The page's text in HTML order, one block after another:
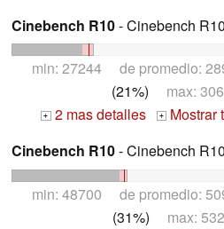
Cinebench R10- Cinebench
min: 27244 de promedio:
(21%) max:
+ 2 mas detalles +
Mostrar
Cinebench R10- Cinebench
min: 48700 de promedio:
(31%) max: